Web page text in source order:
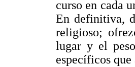
curso en cada
En definitiva,
religioso;
lugar y el
específicos